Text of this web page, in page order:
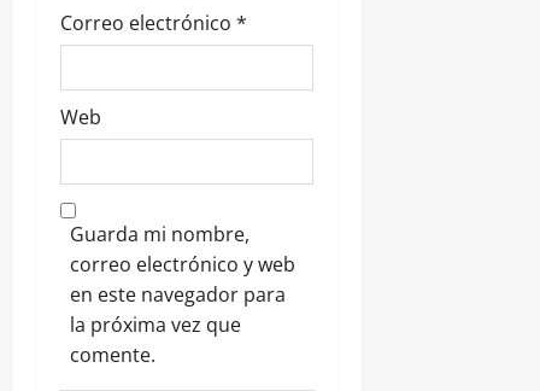
Correo electrónico *
Web
Guarda mi nombre,
correo electrónico y web
en este navegador para
la próxima vez que
comente.